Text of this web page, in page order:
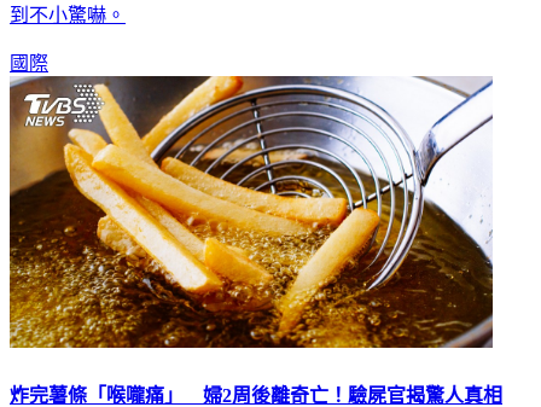
到不小驚嚇。
國際
炸完薯條「喉嚨痛」 婦2周後離奇亡！驗屍官揭驚人真相